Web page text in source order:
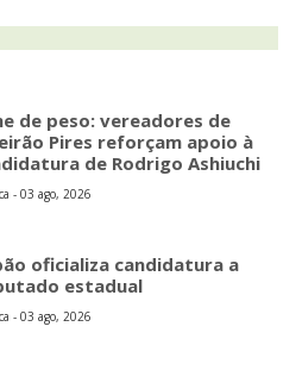
de peso: vereadores de
Pires reforçam apoio à
de Rodrigo Ashiuchi
- 03 ago, 2026
oficializa candidatura a
estadual
- 03 ago, 2026